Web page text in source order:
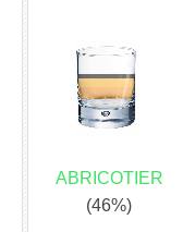
ABRICOTIER
(46%)